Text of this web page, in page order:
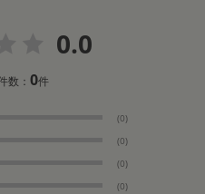
0.0
数：0件
(0)
(0)
(0)
(0)